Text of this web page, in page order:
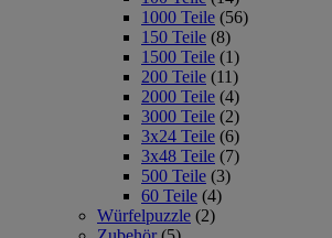
1000 Teile (56)
150 Teile (8)
1500 Teile (1)
200 Teile (11)
2000 Teile (4)
3000 Teile (2)
3x24 Teile (6)
3x48 Teile (7)
500 Teile (3)
60 Teile (4)
Würfelpuzzle (2)